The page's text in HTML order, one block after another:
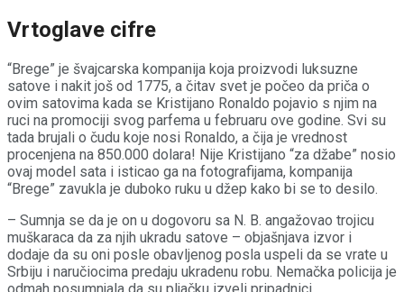
Vrtoglave cifre
“Brege” je švajcarska kompanija koja proizvodi luksuzne
satove i nakit još od 1775, a čitav svet je počeo da priča o
ovim satovima kada se Kristijano Ronaldo pojavio s njim na
ruci na promociji svog parfema u februaru ove godine. Svi su
tada brujali o čudu koje nosi Ronaldo, a čija je vrednost
procenjena na 850.000 dolara! Nije Kristijano “za džabe” nosio
ovaj model sata i isticao ga na fotografijama, kompanija
“Brege” zavukla je duboko ruku u džep kako bi se to desilo.
– Sumnja se da je on u dogovoru sa N. B. angažovao trojicu
muškaraca da za njih ukradu satove – objašnjava izvor i
dodaje da su oni posle obavljenog posla uspeli da se vrate u
Srbiju i naručiocima predaju ukradenu robu. Nemačka policija je
odmah posumnjala da su pljačku izveli pripadnici